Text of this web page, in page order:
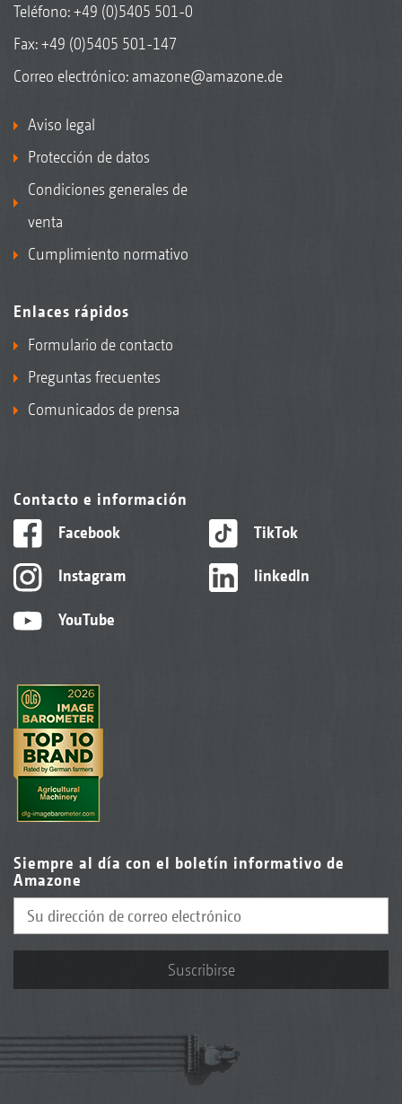
Teléfono:+49 (0)5405 501-0
Fax: +49 (0)5405 501-147
Correo electrónico: amazone@amazone.de
Aviso legal
Protección de datos
Condiciones generales de
venta
Cumplimiento normativo
Enlaces rápidos
Formulario de contacto
Preguntas frecuentes
Comunicados de prensa
Contacto e información
Facebook
Instagram
YouTube
TikTok
linkedIn
Siempre al día con el boletín informativo de
Amazone
Suscribirse